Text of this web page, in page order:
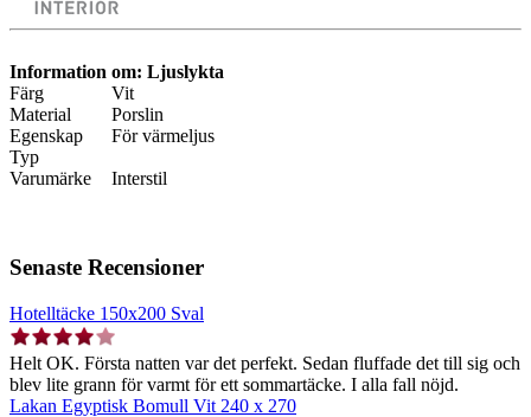
Information om: Ljuslykta
Färg
Vit
Material
Porslin
Egenskap
För värmeljus
Typ
Varumärke
Interstil
Senaste Recensioner
Hotelltäcke 150x200 Sval
Helt OK. Första natten var det perfekt. Sedan fluffade det till sig och
blev lite grann för varmt för ett sommartäcke. I alla fall nöjd.
Lakan Egyptisk Bomull Vit 240 x 270